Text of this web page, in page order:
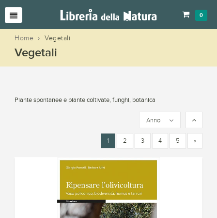
0
Home › Vegetali
Vegetali
Piante spontanee e piante coltivate, funghi, botanica
Anno
1 2 3 4 5 »